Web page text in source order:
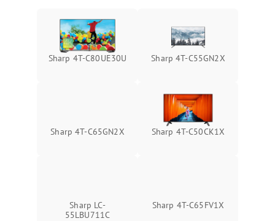
Sharp 4T-C80UE30U Sharp 4T-C55GN2X
Sharp 4T-C65GN2X Sharp 4T-C50CK1X
Sharp LC-
55LBU711C
Sharp 4T-C65FV1X